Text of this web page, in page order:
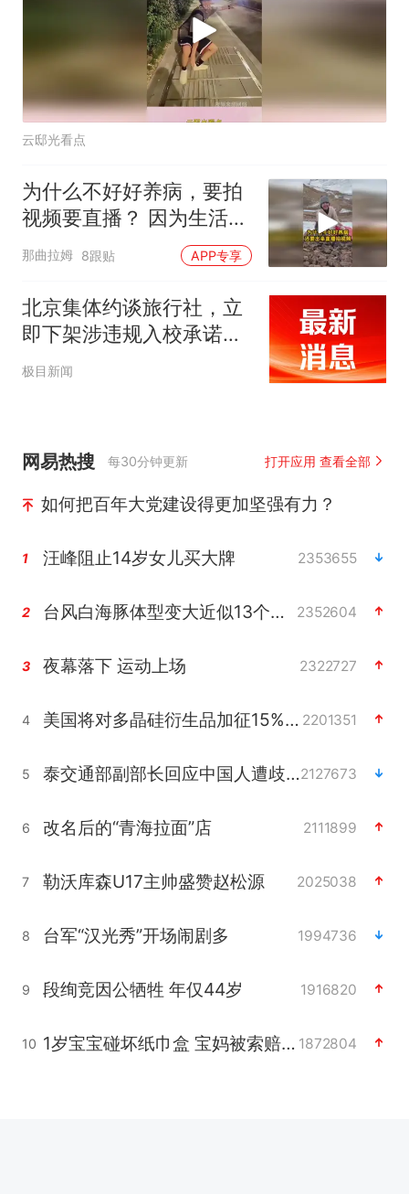
云邸光看点
为什么不好好养病，要拍
视频要直播？ 因为生活和
生病都需要钱，因为人总
是要做点事，内心才不会
空虚，日子才充实#
那曲拉姆 8跟贴 APP专享
北京集体约谈旅行社，立
即下架涉违规入校承诺的
研学、旅游产品
极目新闻
网易热搜 每30分钟更新 打开应用 查看全部
如何把百年大党建设得更加坚强有力？
1 汪峰阻止14岁女儿买大牌 2353655
2 台风白海豚体型变大近似13个浙江面积 2352604
3 夜幕落下 运动上场 2322727
4 美国将对多晶硅衍生品加征15%关税 2201351
5 泰交通部副部长回应中国人遭歧视手势2127673
6 改名后的“青海拉面”店 2111899
7 勒沃库森U17主帅盛赞赵松源 2025038
8 台军“汉光秀”开场闹剧多 1994736
9 段绚竞因公牺牲 年仅44岁 1916820
10 1岁宝宝碰坏纸巾盒 宝妈被索赔924元 1872804